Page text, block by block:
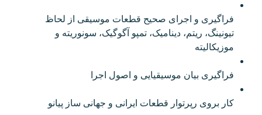
فراگیری و اجرای صحیح قطعات موسیقی از لحاظ
تیونینگ، ریتم، دینامیک، تمپو آگوگیک، سونوریته و
موزیکالیته
فراگیری بیان موسیقیایی و اصول اجرا
کار بروی رپرتوار قطعات ایرانی و جهانی ساز پیانو